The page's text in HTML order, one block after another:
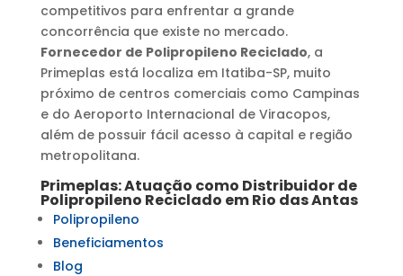
competitivos para enfrentar a grande
concorrência que existe no mercado.
Fornecedor de Polipropileno Reciclado, a
Primeplas está localiza em Itatiba-SP, muito
próximo de centros comerciais como Campinas
e do Aeroporto Internacional de Viracopos,
além de possuir fácil acesso à capital e região
metropolitana.
Primeplas: Atuação como Distribuidor de
Polipropileno Reciclado emRio das Antas
Polipropileno
Beneficiamentos
Blog